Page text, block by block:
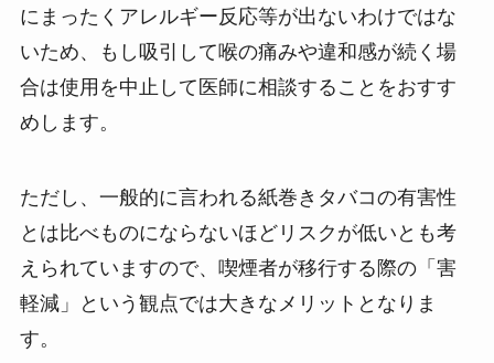
にまったくアレルギー反応等が出ないわけではな
いため、もし吸引して喉の痛みや違和感が続く場
合は使用を中止して医師に相談することをおすす
めします。
ただし、一般的に言われる紙巻きタバコの有害性
とは比べものにならないほどリスクが低いとも考
えられていますので、喫煙者が移行する際の「害
軽減」という観点では大きなメリットとなりま
す。